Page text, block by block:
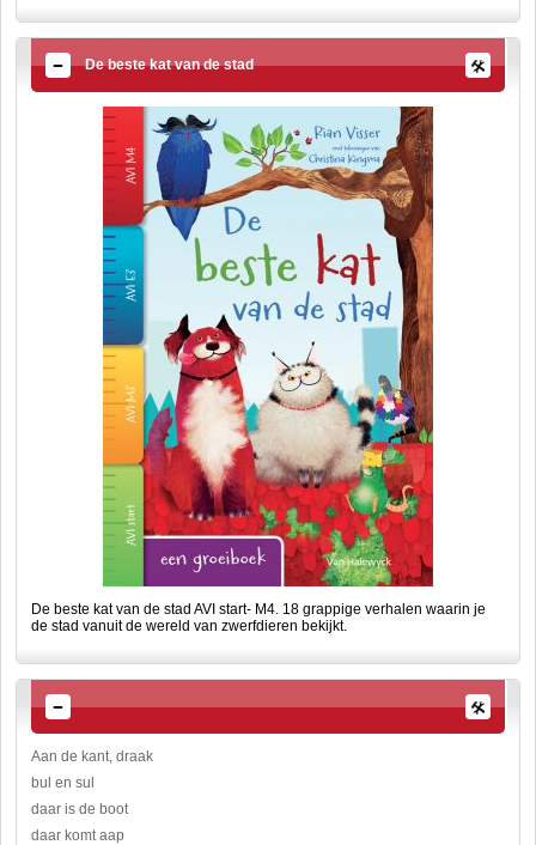
De beste kat van de stad
De beste kat van de stad AVI start- M4. 18 grappige verhalen waarin je
de stad vanuit de wereld van zwerfdieren bekijkt.
Aan de kant, draak
bul en sul
daar is de boot
daar komt aap